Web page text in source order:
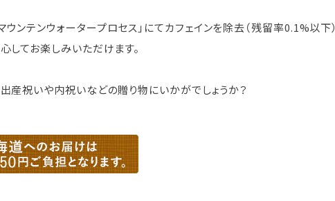
ンテンウォータープロセス」にてカフェインを除去（残留率0.1%以下）
してお楽しみいただけます。
産祝いや内祝いなどの贈り物にいかがでしょうか？